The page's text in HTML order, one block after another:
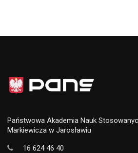
Państwowa Akademia Nauk
Markiewicza w Jarosławiu
16 624 46 40